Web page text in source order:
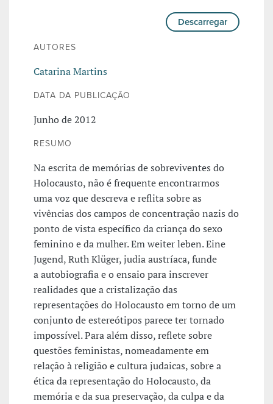
Descarregar
AUTORES
Catarina Martins
DATA DA PUBLICAÇÃO
Junho de 2012
RESUMO
Na escrita de memórias de sobreviventes do
Holocausto, não é frequente encontrarmos
uma voz que descreva e reflita sobre as
vivências dos campos de concentração nazis do
ponto de vista específico da criança do sexo
feminino e da mulher. Em weiter leben. Eine
Jugend, Ruth Klüger, judia austríaca, funde
a autobiografia e o ensaio para inscrever
realidades que a cristalização das
representações do Holocausto em torno de um
conjunto de estereótipos parece ter tornado
impossível. Para além disso, reflete sobre
questões feministas, nomeadamente em
relação à religião e cultura judaicas, sobre a
ética da representação do Holocausto, da
memória e da sua preservação, da culpa e da